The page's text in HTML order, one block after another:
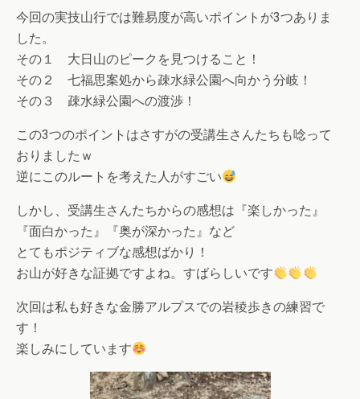
今回の実技山行では難易度が高いポイントが3つありま
した。
その１ 大日山のピークを見つけること！
その２ 七福思案処から疎水緑公園へ向かう分岐！
その３ 疎水緑公園への渡渉！
この3つのポイントはさすがの受講生さんたちも唸って
おりましたｗ
逆にこのルートを考えた人がすごい
しかし、受講生さんたちからの感想は『楽しかった』
『面白かった』『奥が深かった』など
とてもポジティブな感想ばかり！
お山が好きな証拠ですよね。すばらしいです
次回は私も好きな金勝アルプスでの岩稜歩きの練習で
す！
楽しみにしています